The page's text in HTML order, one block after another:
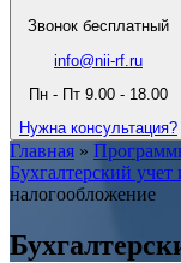
Звонок бесплатный
info@nii-rf.ru
Пн - Пт 9.00 - 18.00
Нужна консультация?
Главная »
Бухгалтерский учет
налогообложение